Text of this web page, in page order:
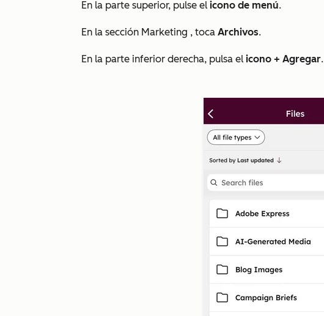
En la parte superior, pulse el icono de menú.
En la sección Marketing , toca Archivos.
En la parte inferior derecha, pulsa el icono + Agregar.